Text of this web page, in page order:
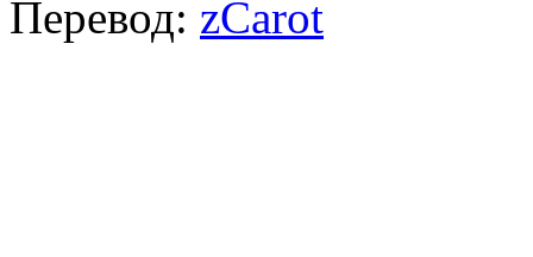
Перевод: zCarot